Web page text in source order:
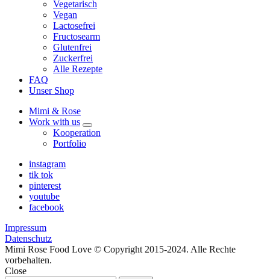
Vegetarisch
Vegan
Lactosefrei
Fructosearm
Glutenfrei
Zuckerfrei
Alle Rezepte
FAQ
Unser Shop
Mimi & Rose
Work with us
expand
child
Kooperation
Portfolio
instagram
tik tok
pinterest
youtube
facebook
Impressum
Datenschutz
Mimi Rose Food Love © Copyright 2015-2024. Alle Rechte
vorbehalten.
Close